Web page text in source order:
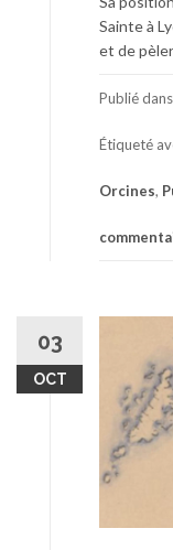
Sainte à
et de
Publié
Étiqueté
Orcines,
03
OCT